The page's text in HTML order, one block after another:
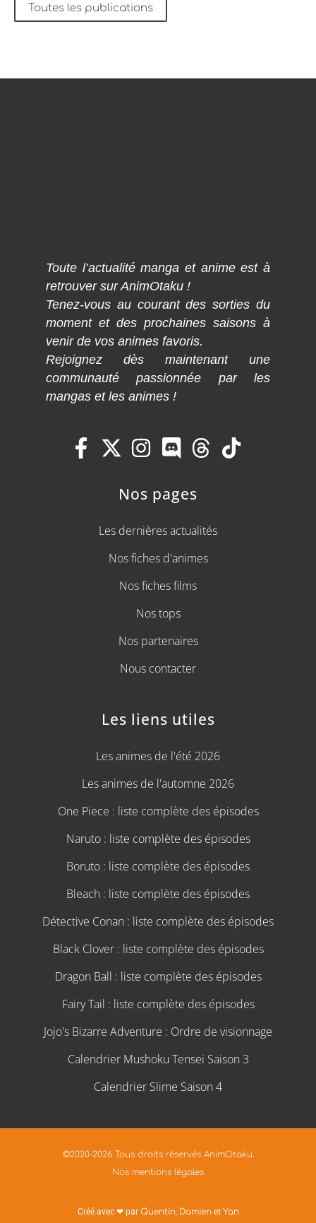
Toutes les publications
Toute l’actualité manga et anime est à
retrouver sur AnimOtaku !
Tenez-vous au courant des sorties du
moment et des prochaines saisons à
venir de vos animes favoris.
Rejoignez dès maintenant une
communauté passionnée par les
mangas et les animes !
Nos pages
Les dernières actualités
Nos fiches d'animes
Nos fiches films
Nos tops
Nos partenaires
Nous contacter
Les liens utiles
Les animes de l'été 2026
Les animes de l'automne 2026
One Piece : liste complète des épisodes
Naruto : liste complète des épisodes
Boruto : liste complète des épisodes
Bleach : liste complète des épisodes
Détective Conan : liste complète des épisodes
Black Clover : liste complète des épisodes
Dragon Ball : liste complète des épisodes
Fairy Tail : liste complète des épisodes
Jojo's Bizarre Adventure : Ordre de visionnage
Calendrier Mushoku Tensei Saison 3
Calendrier Slime Saison 4
©2020-2026 Tous droits réservés AnimOtaku.
Nos mentions légales
Créé avec ❤ par Quentin, Damienet Yan